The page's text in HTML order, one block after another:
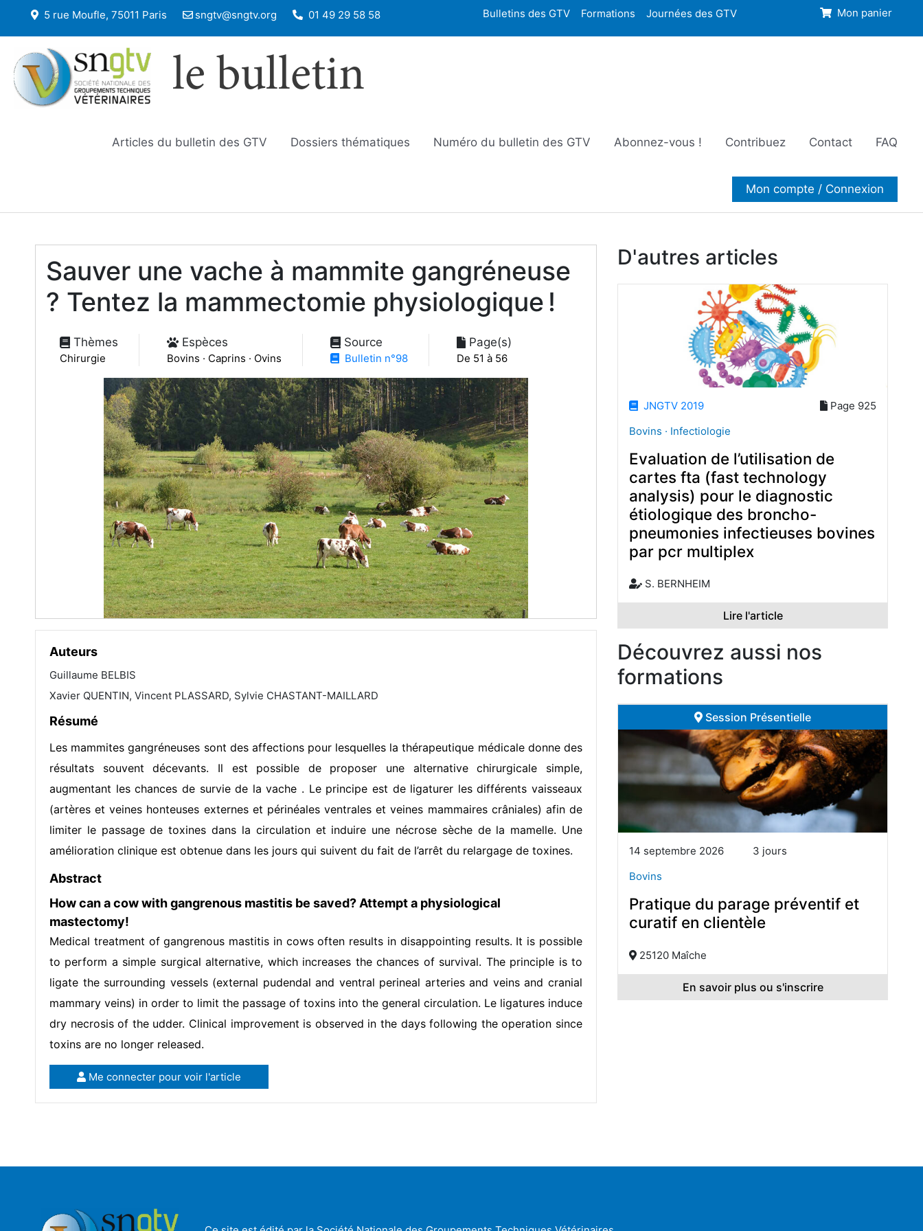
5 rue Moufle, 75011 Paris sngtv@sngtv.org 01 49 29 58 58 Bulletins des GTV Formations Journées des GTV Mon panier
le bulletin
Articles du bulletin des GTV Dossiers thématiques Numéro du bulletin des GTV Abonnez-vous ! Contribuez Contact FAQ
Mon compte / Connexion
Sauver une vache à mammite gangréneuse
? Tentez la mammectomie physiologique !
Thèmes
Chirurgie
Espèces
Bovins · Caprins · Ovins
Source
Bulletin n°98
Page(s)
De 51 à 56
Auteurs
Guillaume BELBIS
Xavier QUENTIN, Vincent PLASSARD, Sylvie CHASTANT-MAILLARD
Résumé
Les mammites gangréneuses sont des affections pour lesquelles la thérapeutique médicale donne des
résultats souvent décevants. Il est possible de proposer une alternative chirurgicale simple,
augmentant les chances de survie de la vache . Le principe est de ligaturer les différents vaisseaux
(artères et veines honteuses externes et périnéales ventrales et veines mammaires crâniales) afin de
limiter le passage de toxines dans la circulation et induire une nécrose sèche de la mamelle. Une
amélioration clinique est obtenue dans les jours qui suivent du fait de l’arrêt du relargage de toxines.
Abstract
How can a cow with gangrenous mastitis be saved? Attempt a physiological
mastectomy!
Medical treatment of gangrenous mastitis in cows often results in disappointing results. It is possible
to perform a simple surgical alternative, which increases the chances of survival. The principle is to
ligate the surrounding vessels (external pudendal and ventral perineal arteries and veins and cranial
mammary veins) in order to limit the passage of toxins into the general circulation. Le ligatures induce
dry necrosis of the udder. Clinical improvement is observed in the days following the operation since
toxins are no longer released.
Me connecter pour voir l'article
D'autres articles
JNGTV 2019
Page 925
Bovins · Infectiologie
Evaluation de l’utilisation de
cartes fta (fast technology
analysis) pour le diagnostic
étiologique des broncho-
pneumonies infectieuses bovines
par pcr multiplex
S. BERNHEIM
Lire l'article
Découvrez aussi nos
formations
Session Présentielle
14 septembre 2026
3 jours
Bovins
Pratique du parage préventif et
curatif en clientèle
25120 Maîche
En savoir plus ou s'inscrire